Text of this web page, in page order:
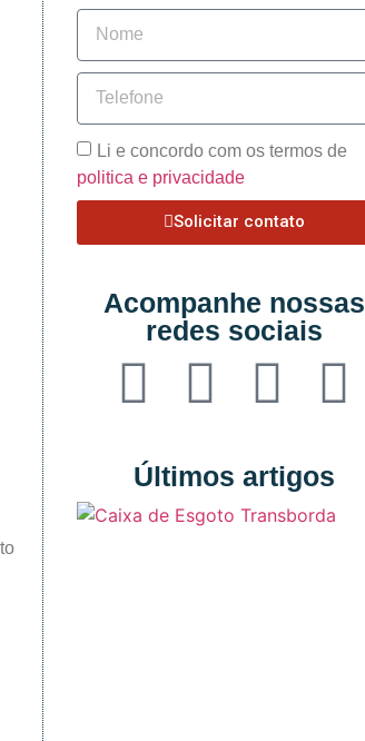
Li e concordo com os termos de
politica e privacidade
Solicitar contato
Acompanhe nossas
redes sociais
Últimos artigos